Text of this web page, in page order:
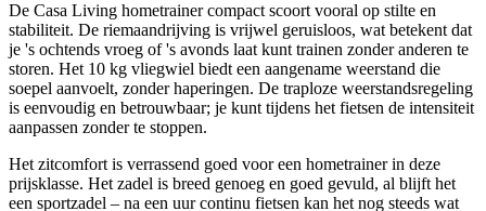
De Casa Living hometrainer compact scoort vooral op stilte en
stabiliteit. De riemaandrijving is vrijwel geruisloos, wat betekent dat
je 's ochtends vroeg of 's avonds laat kunt trainen zonder anderen te
storen. Het 10 kg vliegwiel biedt een aangename weerstand die
soepel aanvoelt, zonder haperingen. De traploze weerstandsregeling
is eenvoudig en betrouwbaar; je kunt tijdens het fietsen de intensiteit
aanpassen zonder te stoppen.
Het zitcomfort is verrassend goed voor een hometrainer in deze
prijsklasse. Het zadel is breed genoeg en goed gevuld, al blijft het
een sportzadel – na een uur continu fietsen kan het nog steeds wat